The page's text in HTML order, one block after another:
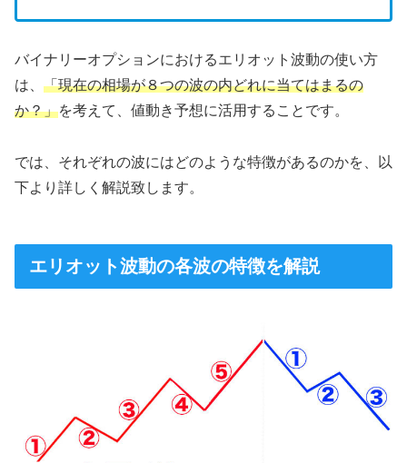
バイナリーオプションにおけるエリオット波動の使い方
は、 「現在の相場が８つの波の内どれに当てはまるの
か？」を考えて、値動き予想に活用することです。
では、それぞれの波にはどのような特徴があるのかを、以
下より詳しく解説致します。
エリオット波動の各波の特徴を解説